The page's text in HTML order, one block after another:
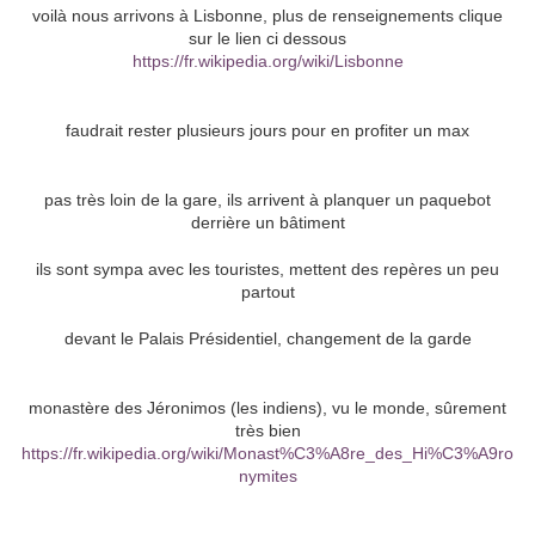
voilà nous arrivons à Lisbonne, plus de renseignements clique
sur le lien ci dessous
https://fr.wikipedia.org/wiki/Lisbonne
faudrait rester plusieurs jours pour en profiter un max
pas très loin de la gare, ils arrivent à planquer un paquebot
derrière un bâtiment
ils sont sympa avec les touristes, mettent des repères un peu
partout
devant le Palais Présidentiel, changement de la garde
monastère des Jéronimos (les indiens), vu le monde, sûrement
très bien
https://fr.wikipedia.org/wiki/Monast%C3%A8re_des_Hi%C3%A9ro
nymites